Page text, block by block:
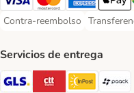
Visa Payment Method
Mastercard Payment
AmericanApple
Contra-reembolso
Contra-reembolso Payment
Servicios de entrega
GLS Shipping Method
CTTExpressInPost